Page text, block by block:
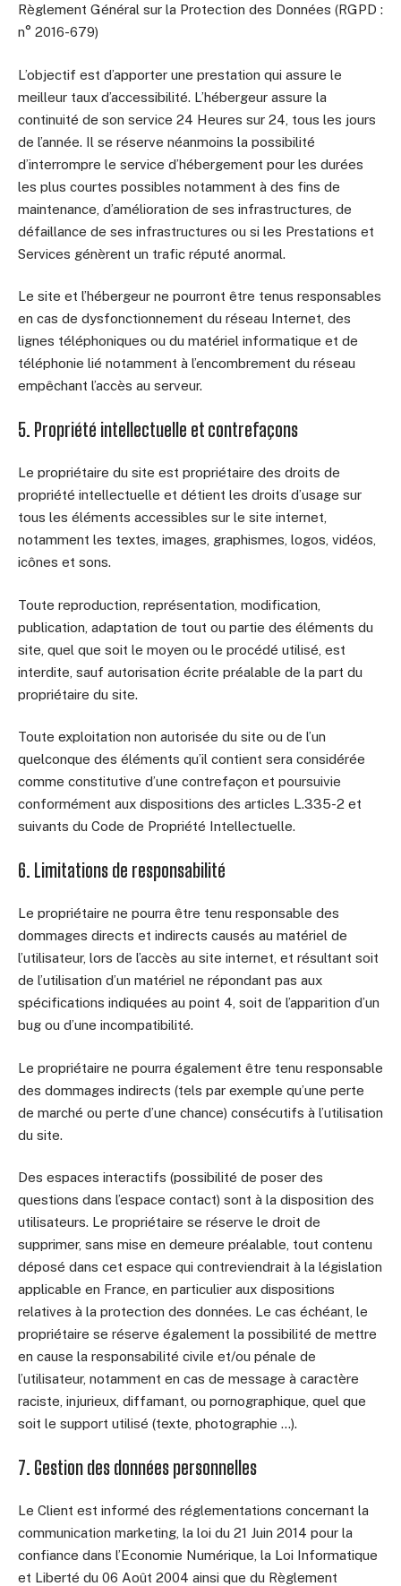
Règlement Général sur la Protection des Données (RGPD :
n° 2016-679)
L’objectif est d’apporter une prestation qui assure le
meilleur taux d’accessibilité. L’hébergeur assure la
continuité de son service 24 Heures sur 24, tous les jours
de l’année. Il se réserve néanmoins la possibilité
d’interrompre le service d’hébergement pour les durées
les plus courtes possibles notamment à des fins de
maintenance, d’amélioration de ses infrastructures, de
défaillance de ses infrastructures ou si les Prestations et
Services génèrent un trafic réputé anormal.
Le site et l’hébergeur ne pourront être tenus responsables
en cas de dysfonctionnement du réseau Internet, des
lignes téléphoniques ou du matériel informatique et de
téléphonie lié notamment à l’encombrement du réseau
empêchant l’accès au serveur.
5. Propriété intellectuelle et contrefaçons
Le propriétaire du site est propriétaire des droits de
propriété intellectuelle et détient les droits d’usage sur
tous les éléments accessibles sur le site internet,
notamment les textes, images, graphismes, logos, vidéos,
icônes et sons.
Toute reproduction, représentation, modification,
publication, adaptation de tout ou partie des éléments du
site, quel que soit le moyen ou le procédé utilisé, est
interdite, sauf autorisation écrite préalable de la part du
propriétaire du site.
Toute exploitation non autorisée du site ou de l’un
quelconque des éléments qu’il contient sera considérée
comme constitutive d’une contrefaçon et poursuivie
conformément aux dispositions des articles L.335-2 et
suivants du Code de Propriété Intellectuelle.
6. Limitations de responsabilité
Le propriétaire ne pourra être tenu responsable des
dommages directs et indirects causés au matériel de
l’utilisateur, lors de l’accès au site internet, et résultant soit
de l’utilisation d’un matériel ne répondant pas aux
spécifications indiquées au point 4, soit de l’apparition d’un
bug ou d’une incompatibilité.
Le propriétaire ne pourra également être tenu responsable
des dommages indirects (tels par exemple qu’une perte
de marché ou perte d’une chance) consécutifs à l’utilisation
du site.
Des espaces interactifs (possibilité de poser des
questions dans l’espace contact) sont à la disposition des
utilisateurs. Le propriétaire se réserve le droit de
supprimer, sans mise en demeure préalable, tout contenu
déposé dans cet espace qui contreviendrait à la législation
applicable en France, en particulier aux dispositions
relatives à la protection des données. Le cas échéant, le
propriétaire se réserve également la possibilité de mettre
en cause la responsabilité civile et/ou pénale de
l’utilisateur, notamment en cas de message à caractère
raciste, injurieux, diffamant, ou pornographique, quel que
soit le support utilisé (texte, photographie …).
7. Gestion des données personnelles
Le Client est informé des réglementations concernant la
communication marketing, la loi du 21 Juin 2014 pour la
confiance dans l’Economie Numérique, la Loi Informatique
et Liberté du 06 Août 2004 ainsi que du Règlement